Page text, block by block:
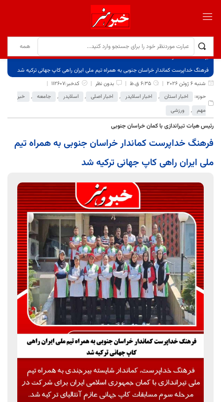
برگ نخست
نوشته‌ها
فرهنگ خداپرست کماندار خراسان جنوبی به همراه تیم ملی ایران راهی کاپ جهانی ترکیه شد
شنبه 6 ژوئن 2026
6:35 ق.ظ بدون نظر
کدخبر:112607
حوزه:
اخبار استان , اخبار اسلایدر , اخبار اصلی , اسلایدر , جامعه ,
خبر
مهم , ورزشی
رئیس هیات تیراندازی با کمان خراسان جنوبی
فرهنگ خداپرست کماندار خراسان جنوبی به همراه تیم
ملی ایران راهی کاپ جهانی ترکیه شد